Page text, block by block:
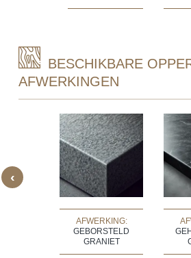
BESCHIKBARE
AFWERKINGEN
‹
AFWERKING:
GEBORSTELD
GRANIET